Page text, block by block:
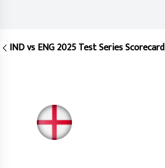
IND vs ENG 2025 Test Series Scorecard